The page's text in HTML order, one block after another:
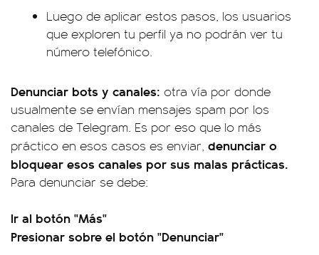
Luego de aplicar estos pasos, los usuarios
que exploren tu perfil ya no podrán ver tu
número telefónico.
Denunciar bots y canales: otra vía por donde
usualmente se envían mensajes spam por los
canales de Telegram. Es por eso que lo más
práctico en esos casos es enviar, denunciar o
bloquear esos canales por sus malas prácticas.
Para denunciar se debe:
Ir al botón "Más"
Presionar sobre el botón "Denunciar"